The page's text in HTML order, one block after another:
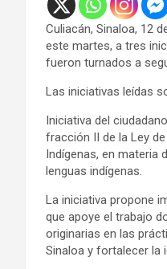
Culiacán, Sinaloa, 12
este martes, a tres
fueron turnados a
Las iniciativas leídas
Iniciativa del
fracción II de la Ley
Indígenas, en materia
lenguas indígenas.
La iniciativa propone
que apoye el trabajo
originarias en las
Sinaloa y fortalecer la